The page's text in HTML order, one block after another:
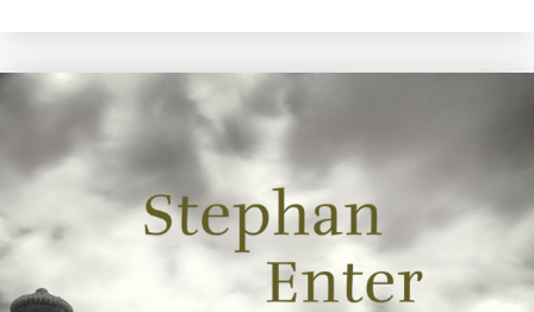
Een jaar uit het leven van Gesine Cresspahl
€49,50
BESTEL